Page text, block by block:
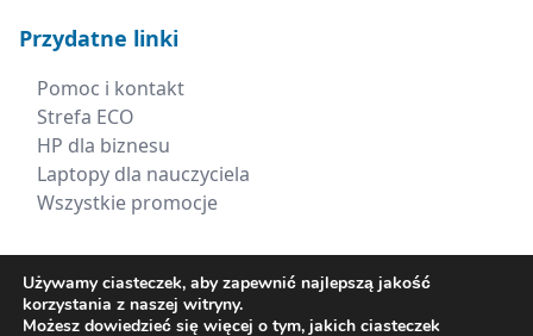
Przydatne linki
Pomoc i kontakt
Strefa ECO
HP dla biznesu
Laptopy dla nauczyciela
Wszystkie promocje
Kontakt
+48 660 538 617
Używamy ciasteczek, aby zapewnić najlepszą jakość
korzystania z naszej witryny.
Możesz dowiedzieć się więcej o tym, jakich ciasteczek